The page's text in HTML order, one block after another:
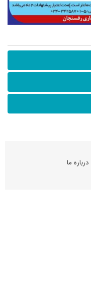
درباره ما